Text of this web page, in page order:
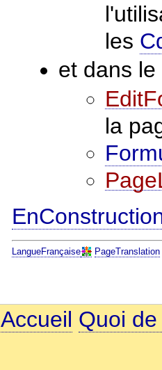
les
et dans
la
LangueFrançaise PageTranslation
Accueil Quoi